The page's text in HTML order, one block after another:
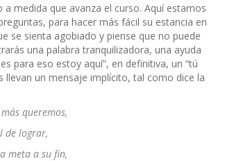
medida que avanza el curso. Aquí estamos
para hacer más fácil su estancia en
se sienta agobiado y piense que no puede
una palabra tranquilizadora, una ayuda
para eso estoy aquí”, en definitiva, un “tú
llevan un mensaje implícito, tal como dice la
queremos,
de lograr,
meta a su fin,